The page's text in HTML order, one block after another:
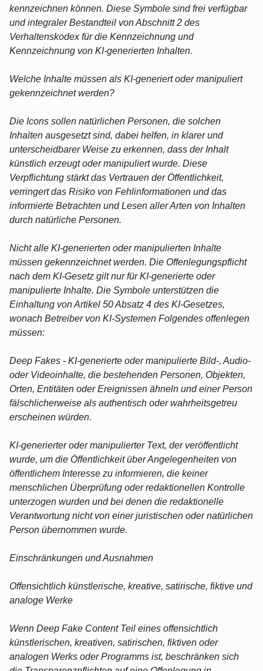
kennzeichnen können. Diese Symbole sind frei verfügbar
und integraler Bestandteil von Abschnitt 2 des
Verhaltenskodex für die Kennzeichnung und
Kennzeichnung von KI-generierten Inhalten.
Welche Inhalte müssen als KI-generiert oder manipuliert
gekennzeichnet werden?
Die Icons sollen natürlichen Personen, die solchen
Inhalten ausgesetzt sind, dabei helfen, in klarer und
unterscheidbarer Weise zu erkennen, dass der Inhalt
künstlich erzeugt oder manipuliert wurde. Diese
Verpflichtung stärkt das Vertrauen der Öffentlichkeit,
verringert das Risiko von Fehlinformationen und das
informierte Betrachten und Lesen aller Arten von Inhalten
durch natürliche Personen.
Nicht alle KI-generierten oder manipulierten Inhalte
müssen gekennzeichnet werden. Die Offenlegungspflicht
nach dem KI-Gesetz gilt nur für KI-generierte oder
manipulierte Inhalte. Die Symbole unterstützen die
Einhaltung von Artikel 50 Absatz 4 des KI-Gesetzes,
wonach Betreiber von KI-Systemen Folgendes offenlegen
müssen:
Deep Fakes - KI-generierte oder manipulierte Bild-, Audio-
oder Videoinhalte, die bestehenden Personen, Objekten,
Orten, Entitäten oder Ereignissen ähneln und einer Person
fälschlicherweise als authentisch oder wahrheitsgetreu
erscheinen würden.
KI-generierter oder manipulierter Text, der veröffentlicht
wurde, um die Öffentlichkeit über Angelegenheiten von
öffentlichem Interesse zu informieren, die keiner
menschlichen Überprüfung oder redaktionellen Kontrolle
unterzogen wurden und bei denen die redaktionelle
Verantwortung nicht von einer juristischen oder natürlichen
Person übernommen wurde.
Einschränkungen und Ausnahmen
Offensichtlich künstlerische, kreative, satirische, fiktive und
analoge Werke
Wenn Deep Fake Content Teil eines offensichtlich
künstlerischen, kreativen, satirischen, fiktiven oder
analogen Werks oder Programms ist, beschränken sich